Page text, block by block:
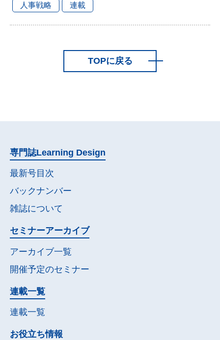
人事戦略
連載
TOPに戻る
専門誌Learning Design
最新号目次
バックナンバー
雑誌について
セミナーアーカイブ
アーカイブ一覧
開催予定のセミナー
連載一覧
連載一覧
お役立ち情報